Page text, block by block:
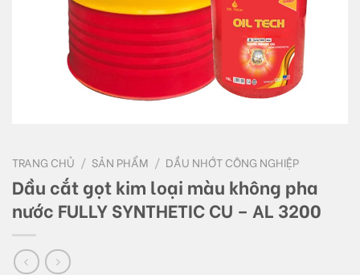
TRANG CHỦ / SẢN PHẨM / DẦU NHỚT CÔNG NGHIỆP
Dầu cắt gọt kim loại màu không pha
nước FULLY SYNTHETIC CU – AL 3200